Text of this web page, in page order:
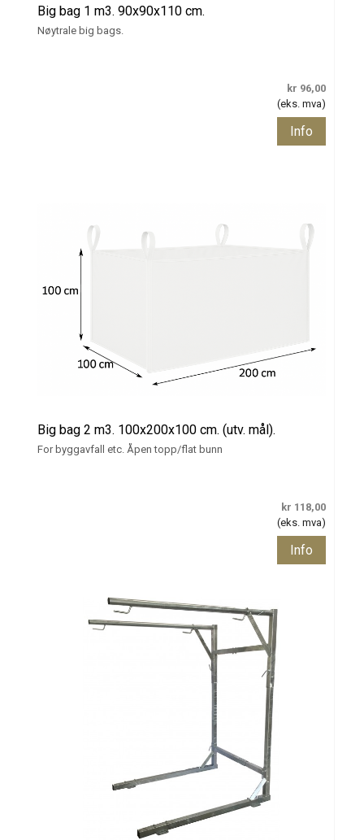
Big bag 1 m3. 90x90x110 cm.
Nøytrale big bags.
kr 96,00
(eks. mva)
Info
Big bag 2 m3. 100x200x100 cm. (utv. mål).
For byggavfall etc. Åpen topp/flat bunn
kr 118,00
(eks. mva)
Info